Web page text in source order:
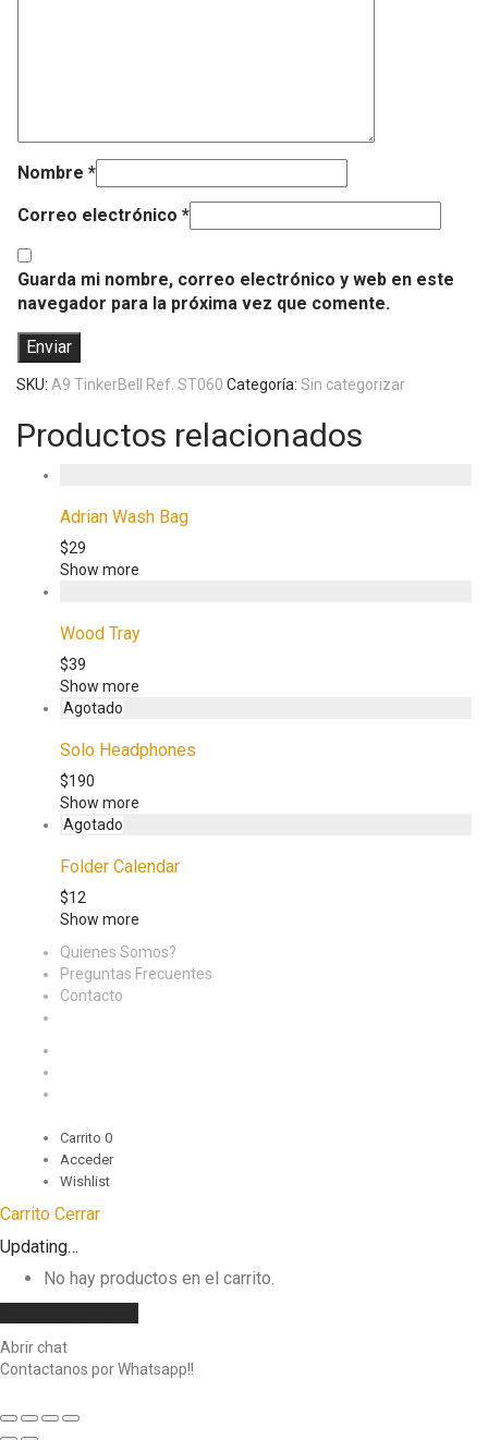
Nombre *
Correo electrónico *
Guarda mi nombre, correo electrónico y web en este
navegador para la próxima vez que comente.
SKU: A9 TinkerBell Ref. ST060 Categoría: Sin categorizar
Productos relacionados
Adrian Wash Bag
$29
Show more
Wood Tray
$39
Show more
Solo Headphones
$190
Show more
Folder Calendar
$12
Show more
Quienes Somos?
Preguntas Frecuentes
Contacto
Carrito 0
Acceder
Wishlist
Carrito Cerrar
Updating…
No hay productos en el carrito.
Abrir chat
Contactanos por Whatsapp!!